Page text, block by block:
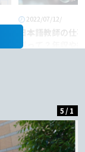
2022/07/12/
日本語教師の仕
料って？年収や
5 /1